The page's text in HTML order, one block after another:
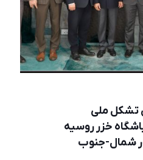
تشکل ملی
خزر روسیه
شمال-جنوب